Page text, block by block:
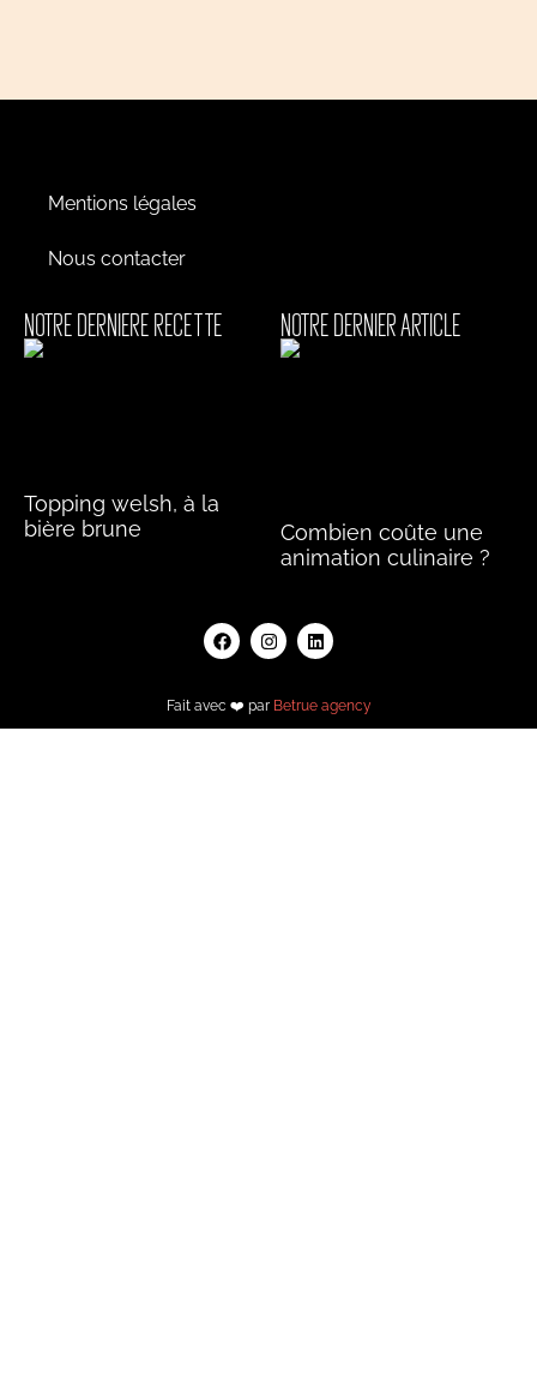
Mentions légales
Nous contacter
NOTRE DERNIERE RECETTE
Topping welsh, à la
bière brune
NOTRE DERNIER ARTICLE
Combien coûte une
animation culinaire ?
Fait avec ❤️ par Betrue agency